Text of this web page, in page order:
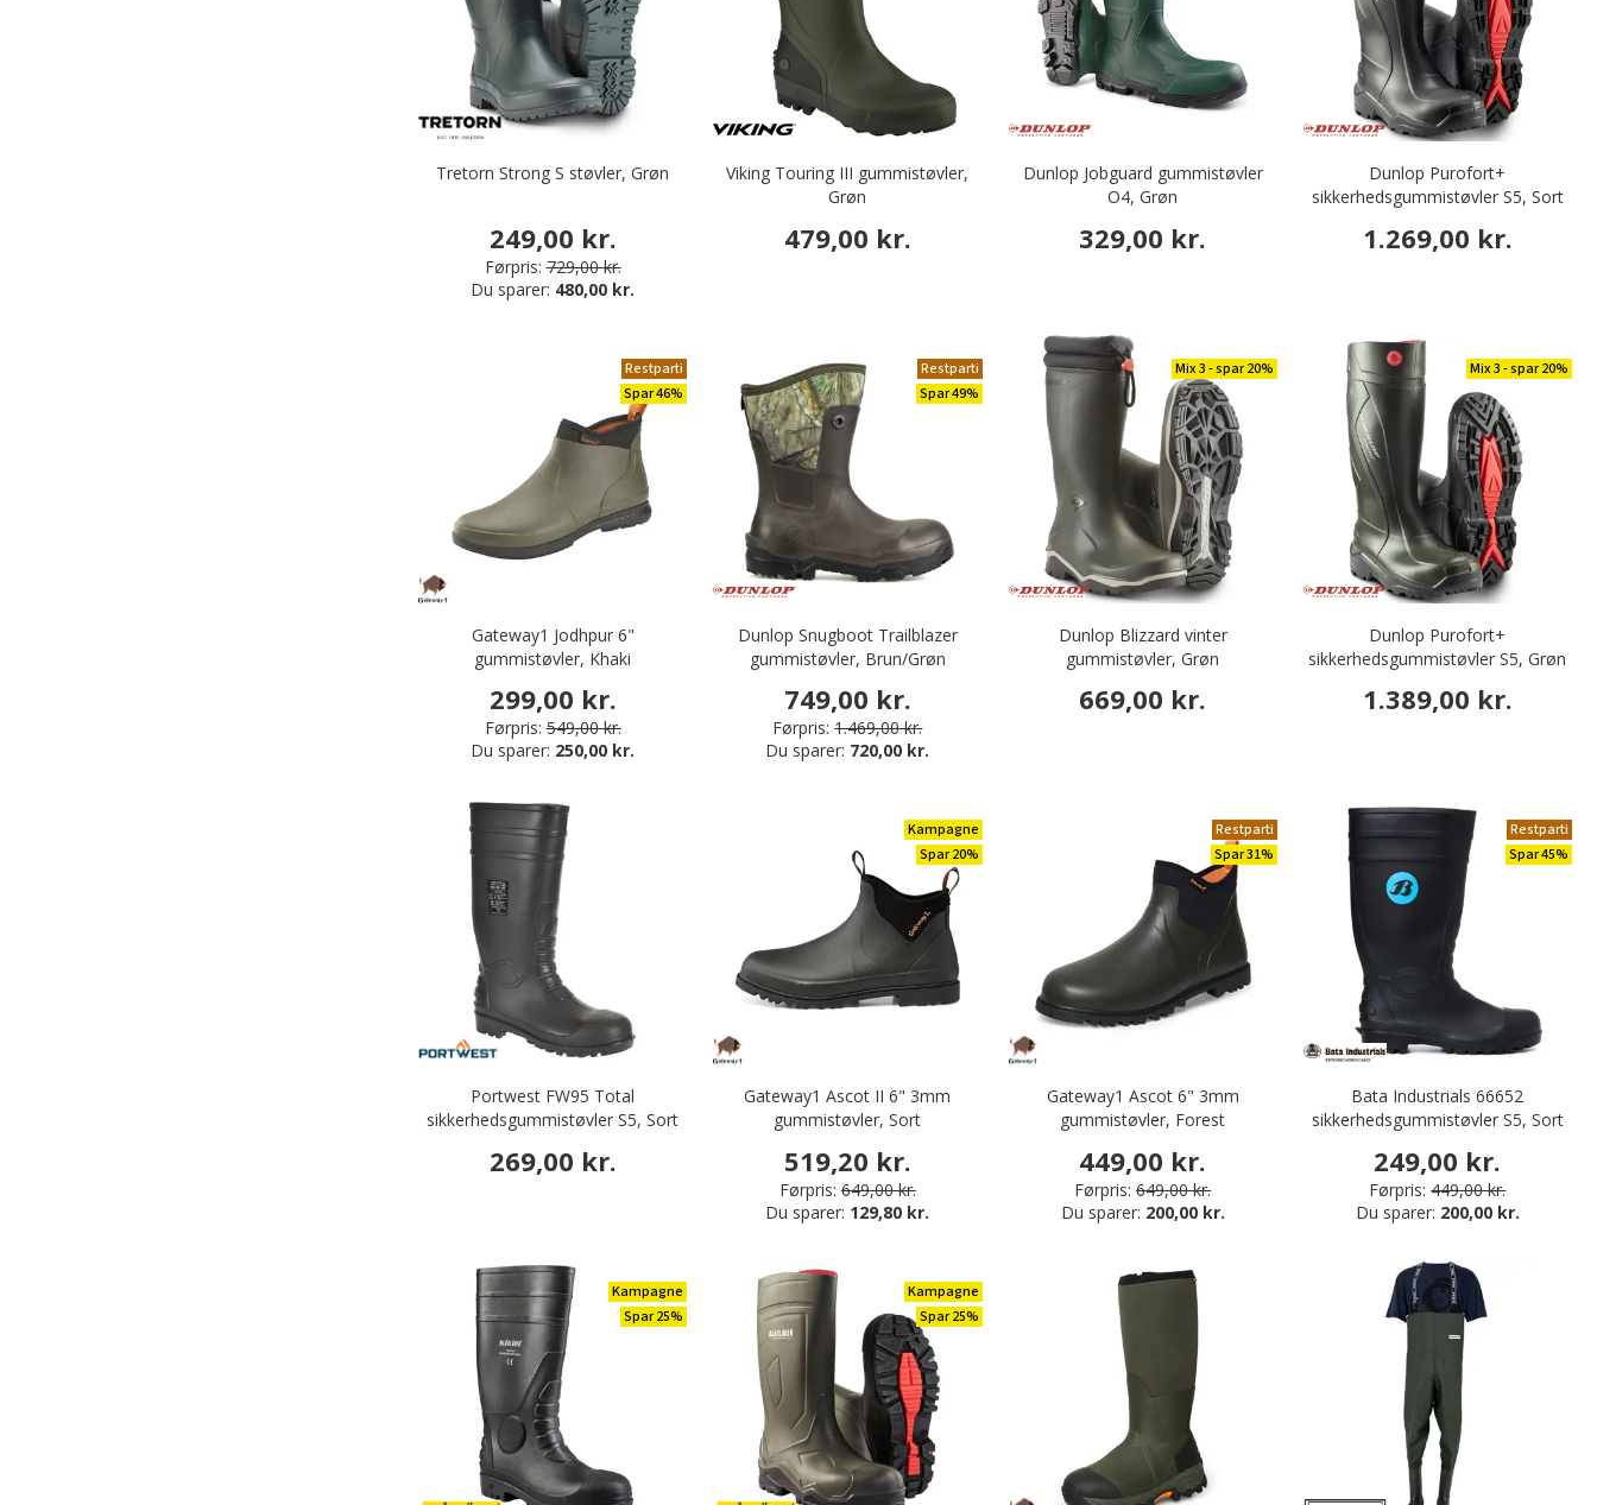
Tretorn Strong S støvler, Grøn
249,00 kr.
Førpris: 729,00 kr.
Du sparer: 480,00 kr.
Viking Touring III gummistøvler,
Grøn
479,00 kr.
Dunlop Jobguard gummistøvler
O4, Grøn
329,00 kr.
Dunlop Purofort+
sikkerhedsgummistøvler S5, Sort
1.269,00 kr.
Restparti
Spar 46%
Gateway1 Jodhpur 6"
gummistøvler, Khaki
299,00 kr.
Førpris: 549,00 kr.
Du sparer: 250,00 kr.
Restparti
Spar 49%
Dunlop Snugboot Trailblazer
gummistøvler, Brun/Grøn
749,00 kr.
Førpris: 1.469,00 kr.
Du sparer: 720,00 kr.
Mix 3 - spar 20%
Dunlop Blizzard vinter
gummistøvler, Grøn
669,00 kr.
Mix 3 - spar 20%
Dunlop Purofort+
sikkerhedsgummistøvler S5, Grøn
1.389,00 kr.
Portwest FW95 Total
sikkerhedsgummistøvler S5, Sort
269,00 kr.
Kampagne
Spar 20%
Gateway1 Ascot II 6" 3mm
gummistøvler, Sort
519,20 kr.
Førpris: 649,00 kr.
Du sparer: 129,80 kr.
Restparti
Spar 31%
Gateway1 Ascot 6" 3mm
gummistøvler, Forest
449,00 kr.
Førpris: 649,00 kr.
Du sparer: 200,00 kr.
Restparti
Spar 45%
Bata Industrials 66652
sikkerhedsgummistøvler S5, Sort
249,00 kr.
Førpris: 449,00 kr.
Du sparer: 200,00 kr.
Kampagne
Spar 25%
Kampagne
Spar 25%